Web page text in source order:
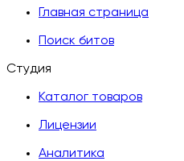
Главная страница
Поиск битов
Студия
Каталог товаров
Лицензии
Аналитика